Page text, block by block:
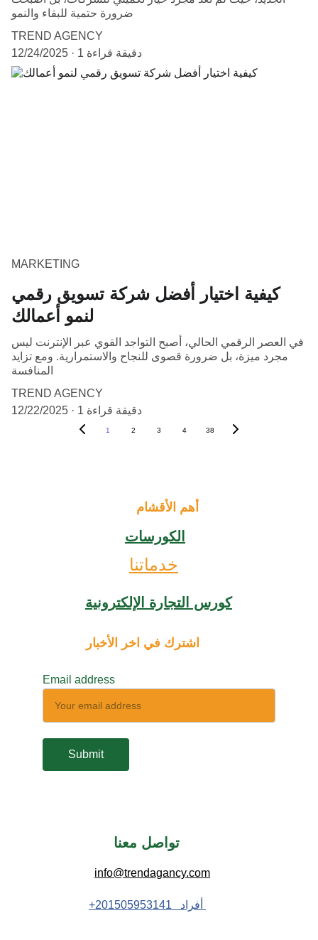
ضرورة حتمية للبقاء والنمو
TREND AGENCY
12/24/2025
1 دقيقة قراءة
MARKETING
كيفية اختيار أفضل شركة تسويق رقمي
لنمو أعمالك
في العصر الرقمي الحالي، أصبح التواجد القوي عبر الإنترنت ليس
مجرد ميزة، بل ضرورة قصوى للنجاح والاستمرارية. ومع تزايد
المنافسة
TREND AGENCY
12/22/2025
1 دقيقة قراءة
1 2 3 4 38
تواصل معنا
Email address
Submit
info@trendagancy.com
اشترك في اخر الأخبار
أهم الأقشام
الكورسات
خدماتنا
كورس التجارة الإلكترونية